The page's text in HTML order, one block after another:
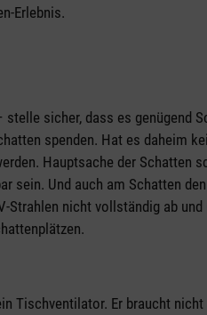
Erlebnis.
stelle sicher, dass es genügend
spenden. Hat es daheim
Hauptsache der Schatten
sein. Und auch am Schatten
nicht vollständig ab und
Tischventilator. Er braucht